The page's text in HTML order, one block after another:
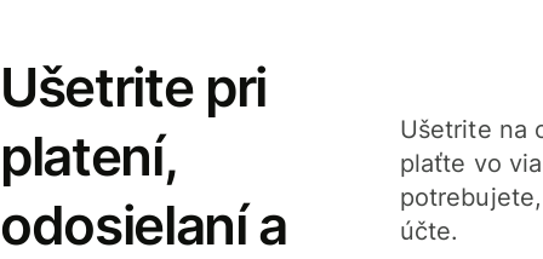
Ušetrite pri
platení,
odosielaní a
Ušetrite na
plaťte vo
účte.